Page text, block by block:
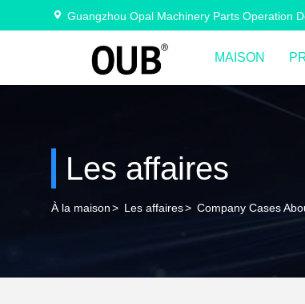
Guangzhou Opal Machinery Parts Operation
MAISON
Les affaires
À la maison> Les affaires> Company Cases